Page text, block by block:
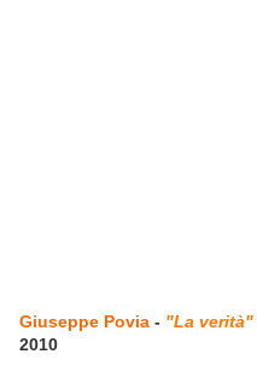
Giuseppe Povia - "La verità"
2010